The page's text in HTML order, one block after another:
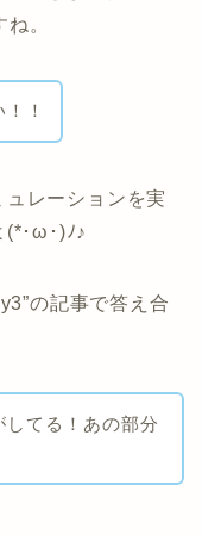
。
！
レーションを実
(*･ω･)ﾉ♪
の記事で答え合
てる！あの部分